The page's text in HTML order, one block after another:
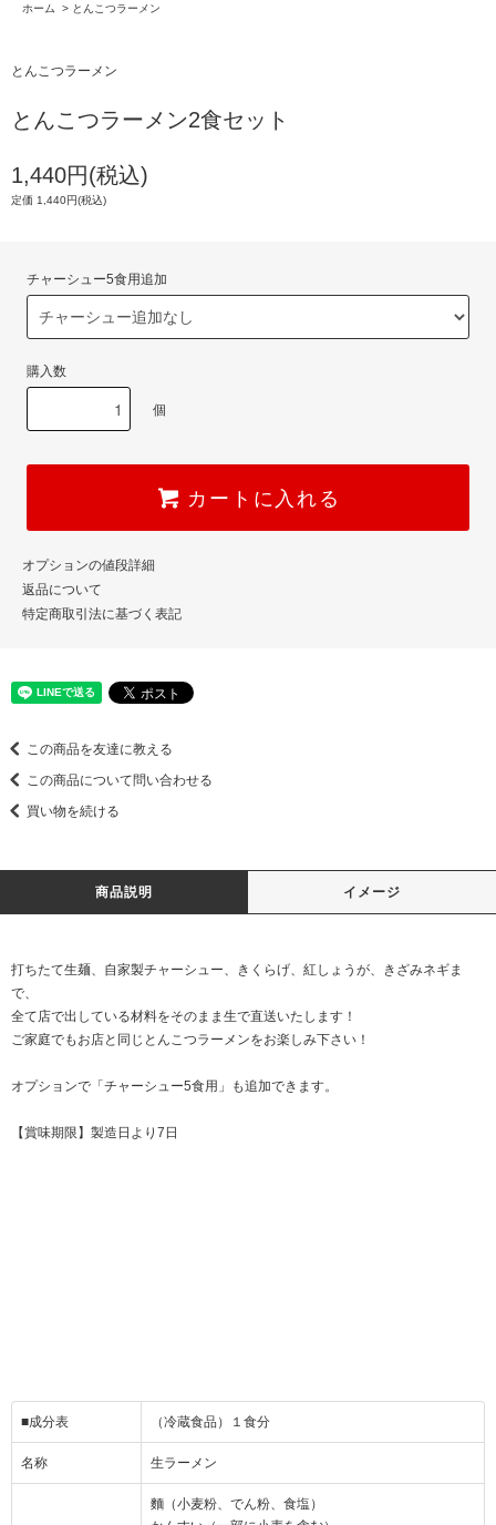
ホーム > とんこつラーメン
とんこつラーメン
とんこつラーメン2食セット
1,440円(税込)
定価 1,440円(税込)
チャーシュー5食用追加
購入数
個
カートに入れる
オプションの値段詳細
返品について
特定商取引法に基づく表記
この商品を友達に教える
この商品について問い合わせる
買い物を続ける
商品説明 イメージ
打ちたて生麺、自家製チャーシュー、きくらげ、紅しょうが、きざみネギま
で、
全て店で出している材料をそのまま生で直送いたします！
ご家庭でもお店と同じとんこつラーメンをお楽しみ下さい！
オプションで「チャーシュー5食用」も追加できます。
【賞味期限】製造日より7日
■成分表 （冷蔵食品）１食分
名称 生ラーメン
麵（小麦粉、でん粉、食塩）